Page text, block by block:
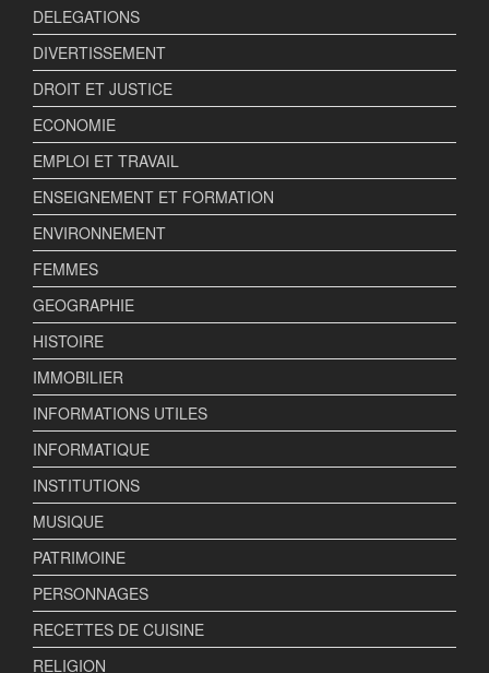
DELEGATIONS
DIVERTISSEMENT
DROIT ET JUSTICE
ECONOMIE
EMPLOI ET TRAVAIL
ENSEIGNEMENT ET FORMATION
ENVIRONNEMENT
FEMMES
GEOGRAPHIE
HISTOIRE
IMMOBILIER
INFORMATIONS UTILES
INFORMATIQUE
INSTITUTIONS
MUSIQUE
PATRIMOINE
PERSONNAGES
RECETTES DE CUISINE
RELIGION